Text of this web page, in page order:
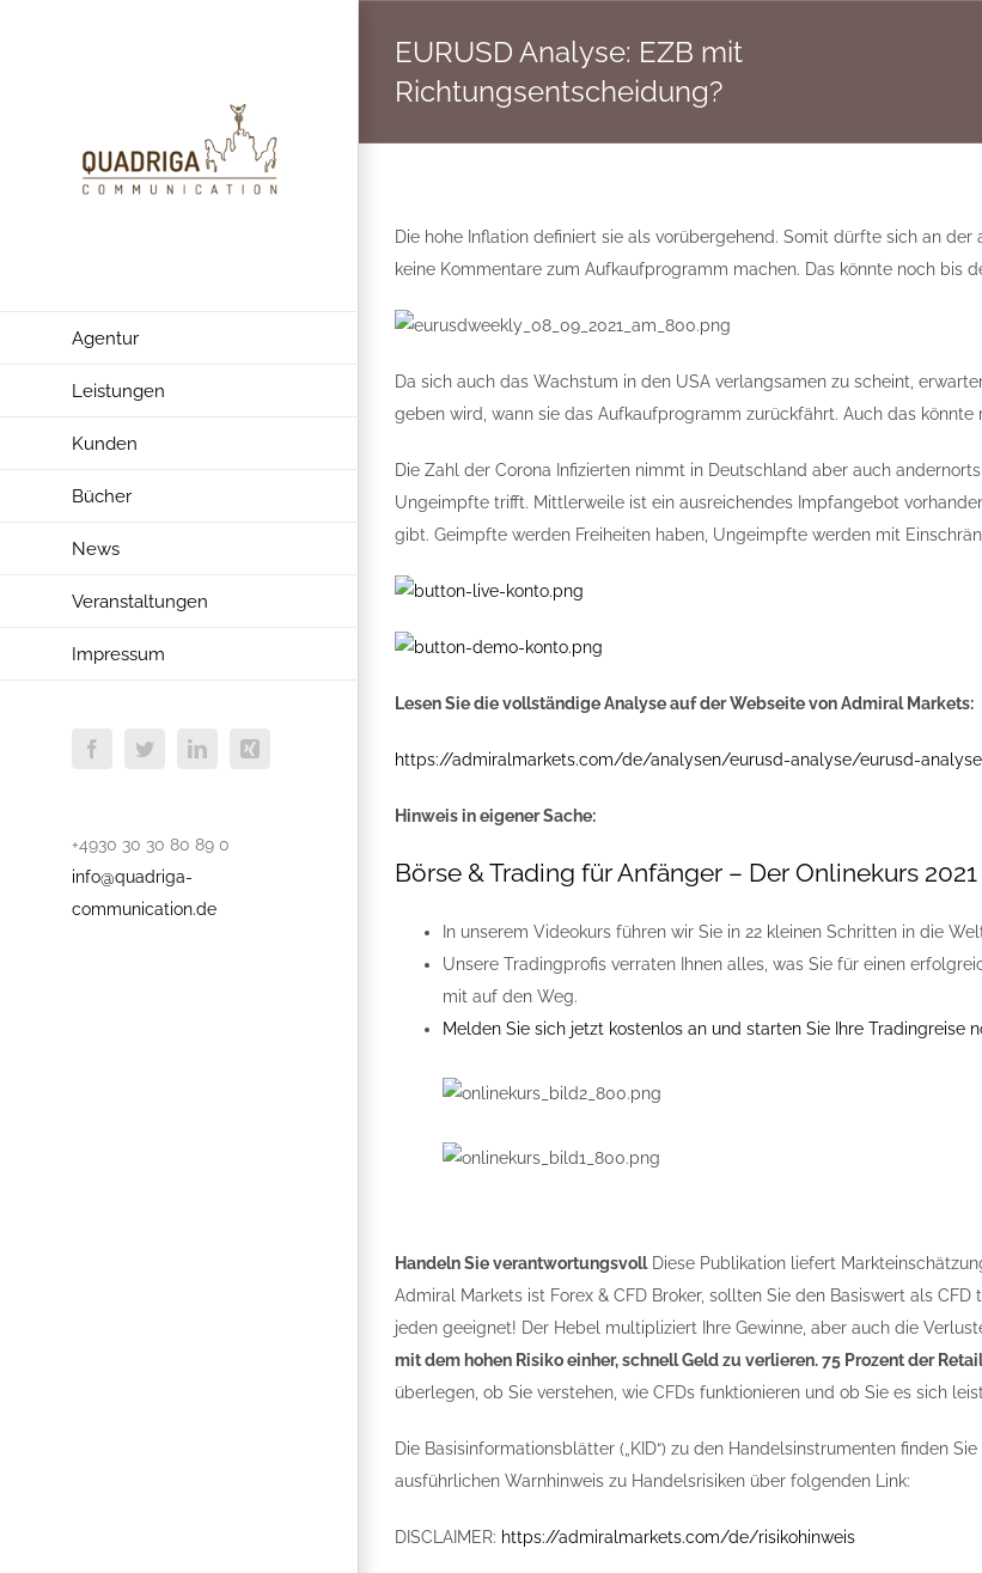
Agentur
Leistungen
Kunden
Bücher
News
Veranstaltungen
Impressum
FacebookTwitterLinkedInXing
+4930 30 30 80 89 0
info@quadriga-
communication.de
EURUSD Analyse: EZB mit
Richtungsentscheidung?
Die hohe Inflation definiert sie als vorübergehend. Somit dürfte sich an
keine Kommentare zum Aufkaufprogramm machen. Das könnte noch bis
Da sich auch das Wachstum in den USA verlangsamen zu scheint,
geben wird, wann sie das Aufkaufprogramm zurückfährt. Auch das könnte
Die Zahl der Corona Infizierten nimmt in Deutschland aber auch
Ungeimpfte trifft. Mittlerweile ist ein ausreichendes Impfangebot
gibt. Geimpfte werden Freiheiten haben, Ungeimpfte werden mit
Lesen Sie die vollständige Analyse auf der Webseite von Admiral Markets:
https://admiralmarkets.com/de/analysen/eurusd-analyse/eurusd-
Hinweis in eigener Sache:
Börse & Trading für Anfänger – Der Onlinekurs 2021
In unserem Videokurs führen wir Sie in 22 kleinen Schritten in die
Unsere Tradingprofis verraten Ihnen alles, was Sie für einen
mit auf den Weg.
Melden Sie sich jetzt kostenlos an und starten Sie Ihre Tradingreise
Handeln Sie verantwortungsvollDiese Publikation liefert
Admiral Markets ist Forex & CFD Broker, sollten Sie den Basiswert als
jeden geeignet! Der Hebel multipliziert Ihre Gewinne, aber auch die
mit dem hohen Risiko einher, schnell Geld zu verlieren. 75 Prozent der
überlegen, ob Sie verstehen, wie CFDs funktionieren und ob Sie es sich
Die Basisinformationsblätter („KID“) zu den Handelsinstrumenten finden Sie
ausführlichen Warnhinweis zu Handelsrisiken über folgenden Link:
DISCLAIMER: https://admiralmarkets.com/de/risikohinweis